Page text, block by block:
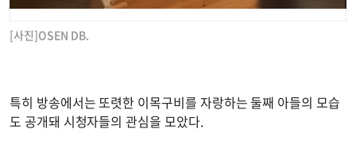
[사진]OSEN DB.
특히 방송에서는 또렷한 이목구비를 자랑하는 둘째 아들의 모습
도 공개돼 시청자들의 관심을 모았다.